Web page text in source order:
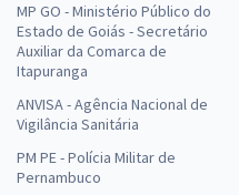
MP GO - Ministério Público do
Estado de Goiás - Secretário
Auxiliar da Comarca de
Itapuranga
ANVISA - Agência Nacional de
Vigilância Sanitária
PM PE - Polícia Militar de
Pernambuco